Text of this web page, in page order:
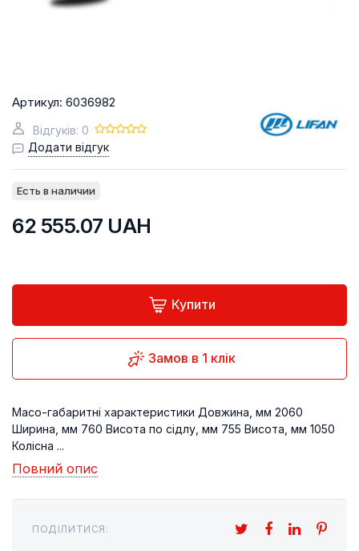
Артикул: 6036982
Відгуків: 0
Додати відгук
Есть в наличии
62 555.07 UAH
Купити
Замов в 1 клік
Масо-габаритні характеристики Довжина, мм 2060
Ширина, мм 760 Висота по сідлу, мм 755 Висота, мм 1050
Колісна ...
Повний опис
ПОДІЛИТИСЯ: